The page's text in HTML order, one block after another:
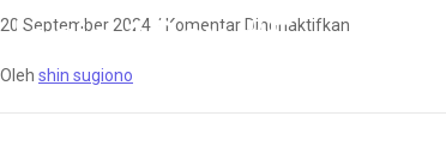
Jogja 1Day #E
20 September 2024 /Komentar Dinonaktifkan
Oleh shin sugiono